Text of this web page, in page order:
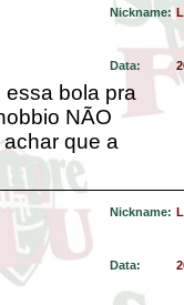
Nickname:
Data:
bola pra
NÃO
que a
Nickname:
Data: